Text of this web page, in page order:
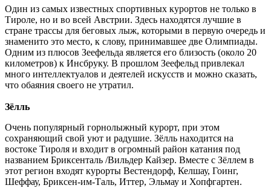
Один из самых известных спортивных курортов не только в
Тироле, но и во всей Австрии. Здесь находятся лучшие в
стране трассы для беговых лыж, которыми в первую очередь и
знаменито это место, к слову, принимавшее две Олимпиады.
Одним из плюсов Зеефельда является его близость (около 20
километров) к Инсбруку. В прошлом Зеефельд привлекал
много интеллектуалов и деятелей искусств и можно сказать,
что обаяния своего не утратил.
Зёлль
Очень популярный горнолыжный курорт, при этом
сохраняющий свой уют и радушие. Зёлль находится на
востоке Тироля и входит в огромный район катания под
названием Бриксенталь /Вильдер Кайзер. Вместе с Зёллем в
этот регион входят курорты Вестендорф, Келшау, Гоинг,
Шеффау, Бриксен-им-Таль, Иттер, Эльмау и Хопфгартен.